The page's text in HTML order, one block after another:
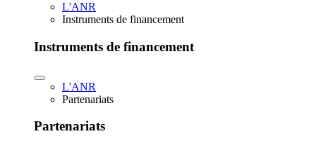
L'ANR
Instruments de financement
Instruments de financement
L'ANR
Partenariats
Partenariats